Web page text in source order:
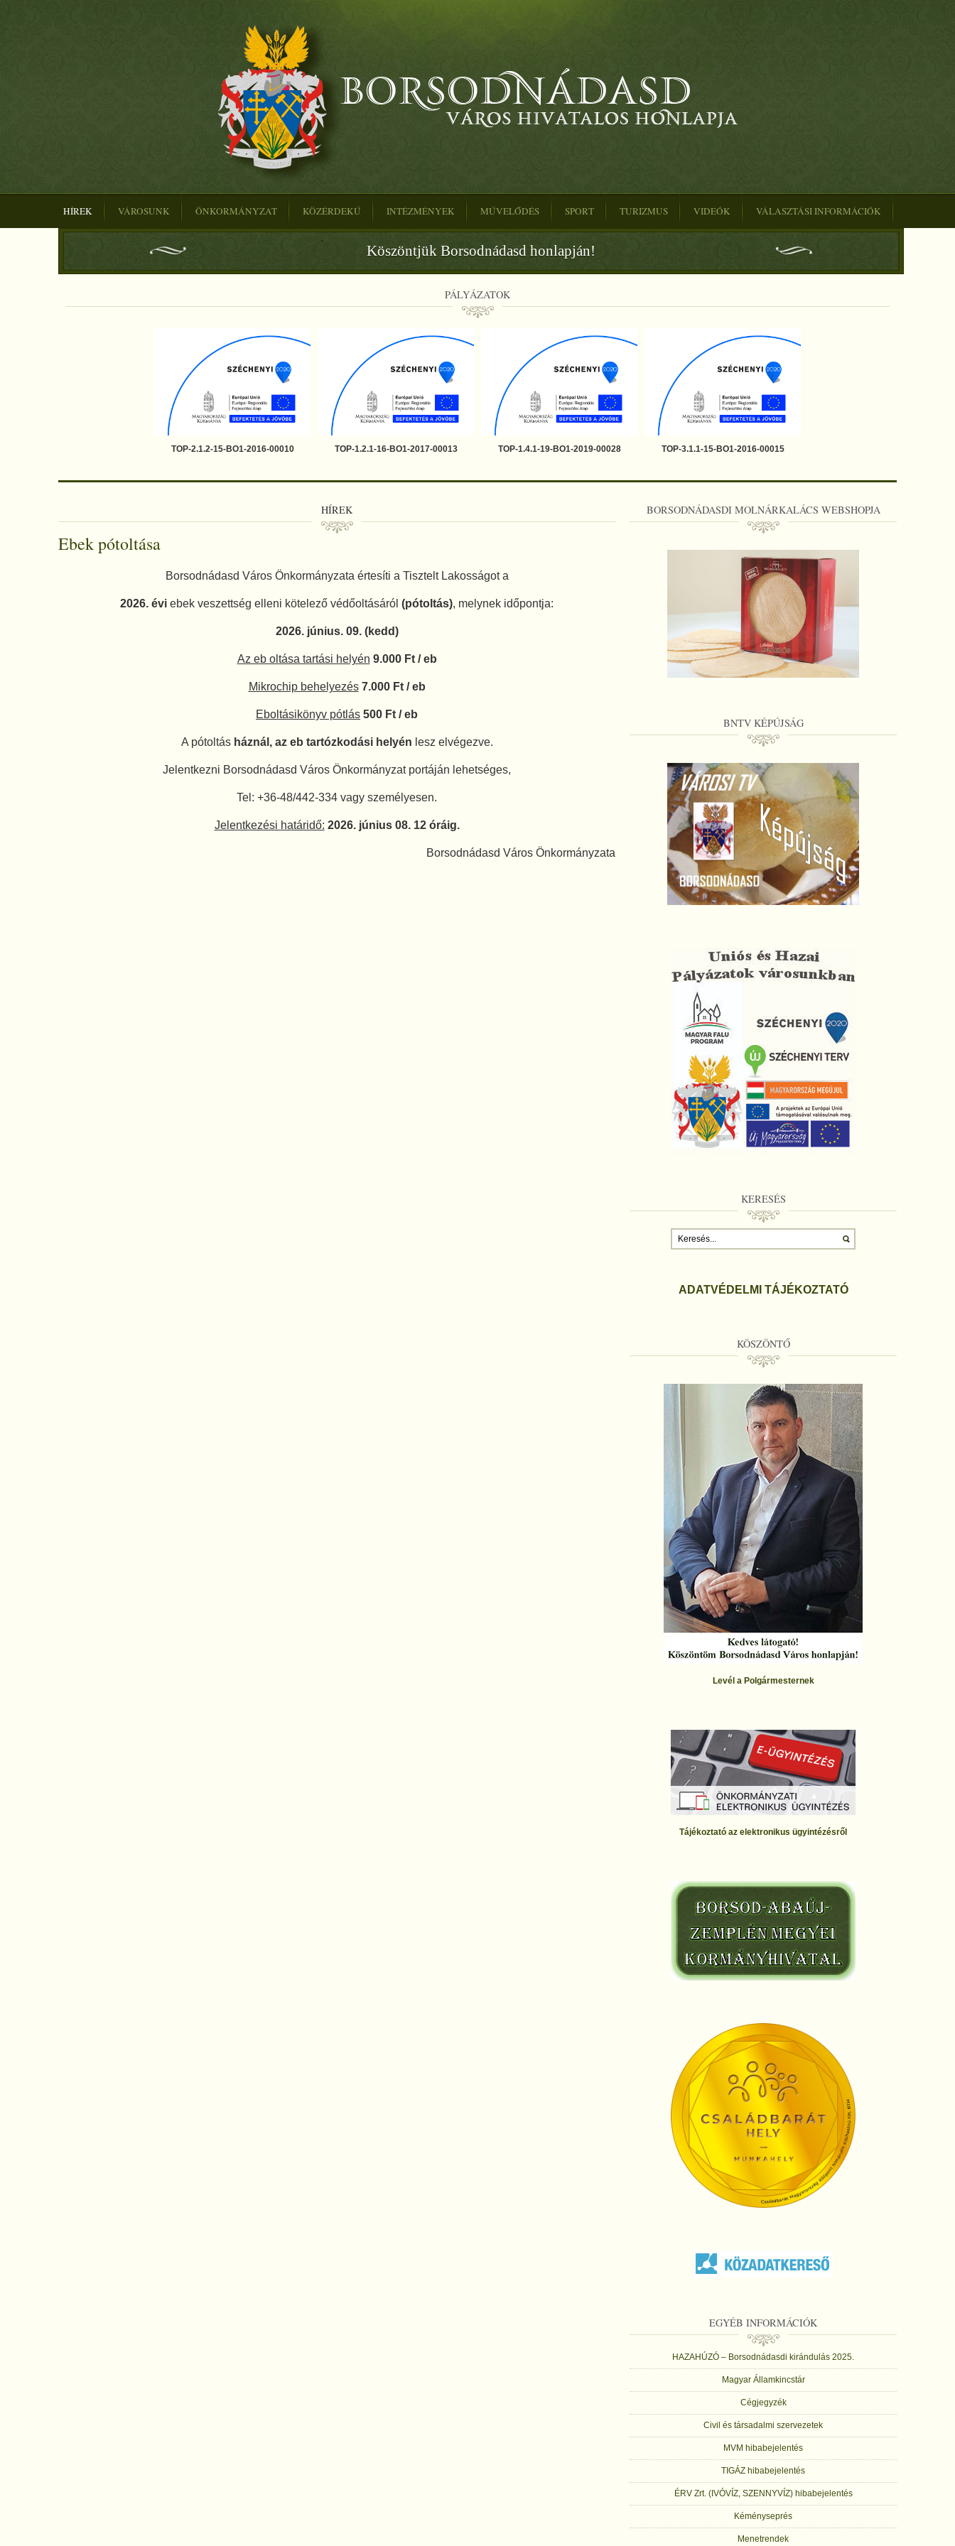
HÍREK VÁROSUNK ÖNKORMÁNYZAT KÖZÉRDEKŰ INTÉZMÉNYEK MŰVELŐDÉS SPORT TURIZMUS VIDEÓK VÁLASZTÁSI INFORMÁCIÓK
Köszöntjük Borsodnádasd honlapján!
PÁLYÁZATOK
TOP-2.1.2-15-BO1-2016-00010 TOP-1.2.1-16-BO1-2017-00013 TOP-1.4.1-19-BO1-2019-00028 TOP-3.1.1-15-BO1-2016-00015
HÍREK
Ebek pótoltása
Borsodnádasd Város Önkormányzata értesíti a Tisztelt Lakosságot a
2026. évi ebek veszettség elleni kötelező védőoltásáról (pótoltás), melynek időpontja:
2026. június. 09. (kedd)
Az eb oltása tartási helyén 9.000 Ft / eb
Mikrochip behelyezés7.000 Ft / eb
Eboltásikönyv pótlás 500 Ft / eb
A pótoltás háznál, az eb tartózkodási helyén lesz elvégezve.
Jelentkezni Borsodnádasd Város Önkormányzat portáján lehetséges,
Tel: +36-48/442-334 vagy személyesen.
Jelentkezési határidő: 2026. június 08. 12 óráig.
Borsodnádasd Város Önkormányzata
BORSODNÁDASDI MOLNÁRKALÁCS WEBSHOPJA
BNTV KÉPÚJSÁG
KERESÉS
ADATVÉDELMI TÁJÉKOZTATÓ
KÖSZÖNTŐ
Levél a Polgármesternek
Tájékoztató az elektronikus ügyintézésről
EGYÉB INFORMÁCIÓK
HAZAHÚZÓ – Borsodnádasdi kirándulás 2025.
Magyar Államkincstár
Cégjegyzék
Civil és társadalmi szervezetek
MVM hibabejelentés
TIGÁZ hibabejelentés
ÉRV Zrt. (IVÓVÍZ, SZENNYVÍZ) hibabejelentés
Kéményseprés
Menetrendek